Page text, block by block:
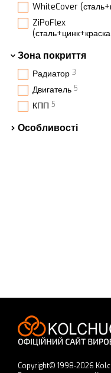
WhiteCover
ZiPoFlex
Зона покриття
Радиатор 3
Двигатель 5
КПП 5
Особливості
Copyright© 1998-2026